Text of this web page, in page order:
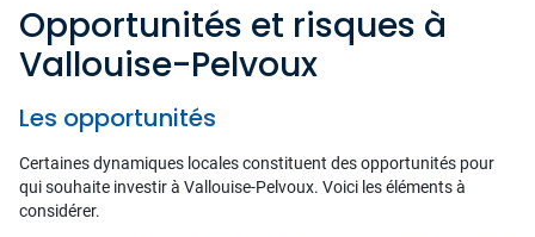
Opportunités et risques à
Vallouise-Pelvoux
Les opportunités
Certaines dynamiques locales constituent des opportunités pour
qui souhaite investir à Vallouise-Pelvoux. Voici les éléments à
considérer.